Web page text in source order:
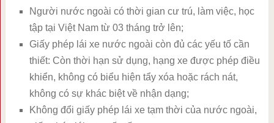
Người nước ngoài có thời gian cư trú, làm việc, học
tập tại Việt Nam từ 03 tháng trở lên;
Giấy phép lái xe nước ngoài còn đủ các yếu tố cần
thiết: Còn thời hạn sử dụng, hạng xe được phép điều
khiển, không có biểu hiện tẩy xóa hoặc rách nát,
không có sự khác biệt về nhận dạng;
Không đổi giấy phép lái xe tạm thời của nước ngoài,